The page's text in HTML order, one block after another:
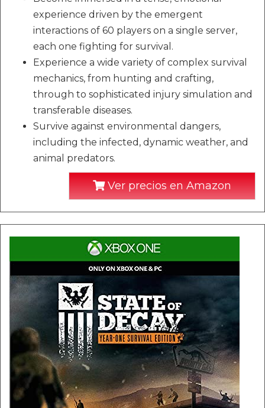
experience driven by the emergent
interactions of 60 players on a single server,
each one fighting for survival.
Experience a wide variety of complex survival
mechanics, from hunting and crafting,
through to sophisticated injury simulation and
transferable diseases.
Survive against environmental dangers,
including the infected, dynamic weather, and
animal predators.
Ver precios en Amazon